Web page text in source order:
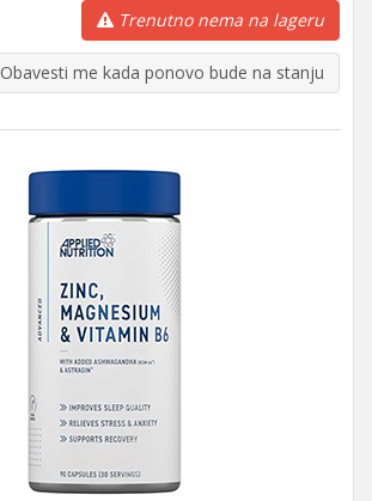
Trenutno nema na lageru
Obavesti me kada ponovo bude na stanju